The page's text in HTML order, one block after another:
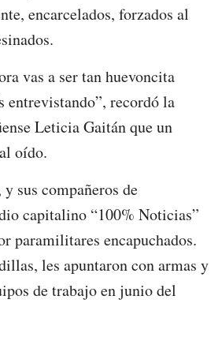
encarcelados, forzados al
vas a ser tan huevoncita
entrevistando”, recordó la
Leticia Gaitán que un
oído.
sus compañeros de
capitalino “100% Noticias”
paramilitares encapuchados.
les apuntaron con armas y
de trabajo en junio del